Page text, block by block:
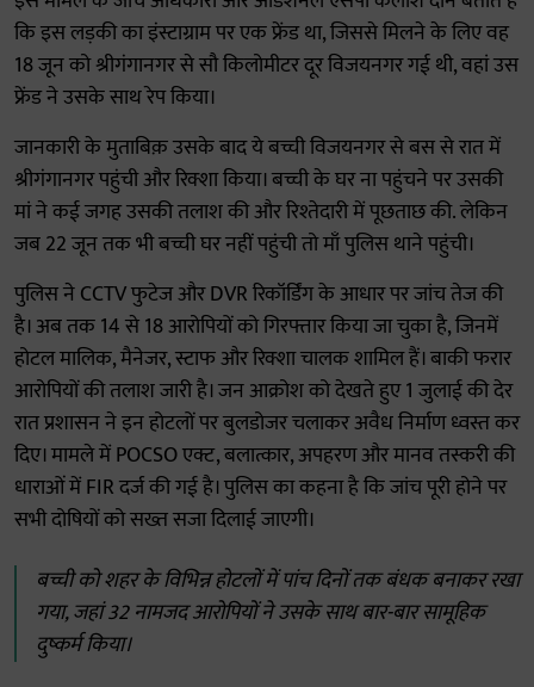
कि इस लड़की का इंस्टाग्राम पर एक फ्रेंड था, जिससे मिलने के लिए वह
18 जून को श्रीगंगानगर से सौ किलोमीटर दूर विजयनगर गई थी, वहां उस
फ्रेंड ने उसके साथ रेप किया।
जानकारी के मुताबिक़ उसके बाद ये बच्ची विजयनगर से बस से रात में
श्रीगंगानगर पहुंची और रिक्शा किया। बच्ची के घर ना पहुंचने पर उसकी
मां ने कई जगह उसकी तलाश की और रिश्तेदारी में पूछताछ की. लेकिन
जब 22 जून तक भी बच्ची घर नहीं पहुंची तो माँ पुलिस थाने पहुंची।
पुलिस ने CCTV फुटेज और DVR रिकॉर्डिंग के आधार पर जांच तेज की
है। अब तक 14 से 18 आरोपियों को गिरफ्तार किया जा चुका है, जिनमें
होटल मालिक, मैनेजर, स्टाफ और रिक्शा चालक शामिल हैं। बाकी फरार
आरोपियों की तलाश जारी है। जन आक्रोश को देखते हुए 1 जुलाई की देर
रात प्रशासन ने इन होटलों पर बुलडोजर चलाकर अवैध निर्माण ध्वस्त कर
दिए। मामले में POCSO एक्ट, बलात्कार, अपहरण और मानव तस्करी की
धाराओं में FIR दर्ज की गई है। पुलिस का कहना है कि जांच पूरी होने पर
सभी दोषियों को सख्त सजा दिलाई जाएगी।
बच्ची को शहर के विभिन्न होटलों में पांच दिनों तक बंधक बनाकर रखा
गया, जहां 32 नामजद आरोपियों ने उसके साथ बार-बार सामूहिक
दुष्कर्म किया।